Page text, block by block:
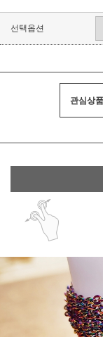
선택옵션
관심상품